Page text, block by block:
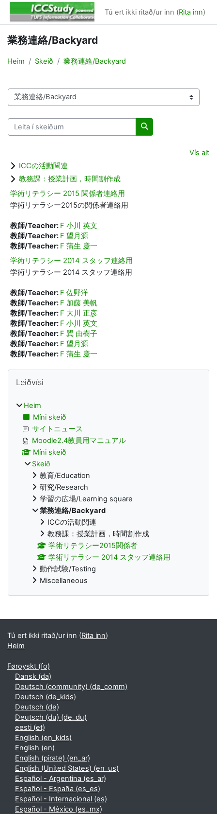
Far til høvuðsinnihald
Tú ert ikki ritað/ur inn (Rita inn)
業務連絡/Backyard
Heim Skeið 業務連絡/Backyard
Skeiðsflokkar
Leita í skeiðum
Leita í skeiðum
Vís alt
ICCの活動関連
教務課：授業計画，時間割作成
学術リテラシー 2015 関係者連絡用
学術リテラシー2015の関係者連絡用
教師/Teacher: F 小川 英文
教師/Teacher: F 望月源
教師/Teacher: F 蒲生 慶一
学術リテラシー 2014 スタッフ連絡用
学術リテラシー 2014 スタッフ連絡用
教師/Teacher: F 佐野洋
教師/Teacher: F 加藤 美帆
教師/Teacher: F 大川 正彦
教師/Teacher: F 小川 英文
教師/Teacher: F 巽 由樹子
教師/Teacher: F 望月源
教師/Teacher: F 蒲生 慶一
Kassar
Leiðvísi
Heim
Míni skeið
サイトニュース
Moodle2.4教員用マニュアル
Míni skeið
Skeið
教育/Education
研究/Research
学習の広場/Learning square
業務連絡/Backyard
ICCの活動関連
教務課：授業計画，時間割作成
学術リテラシー2015関係者
学術リテラシー 2014 スタッフ連絡用
動作試験/Testing
Miscellaneous
Supplementary blocks
Tú ert ikki ritað/ur inn (Rita inn)
Heim
Føroyskt ‎(fo)‎
Dansk ‎(da)‎
Deutsch (community) ‎(de_comm)‎
Deutsch ‎(de_kids)‎
Deutsch ‎(de)‎
Deutsch (du) ‎(de_du)‎
eesti ‎(et)‎
English ‎(en_kids)‎
English ‎(en)‎
English (pirate) ‎(en_ar)‎
English (United States) ‎(en_us)‎
Español - Argentina ‎(es_ar)‎
Español - España ‎(es_es)‎
Español - Internacional ‎(es)‎
Español - México ‎(es_mx)‎